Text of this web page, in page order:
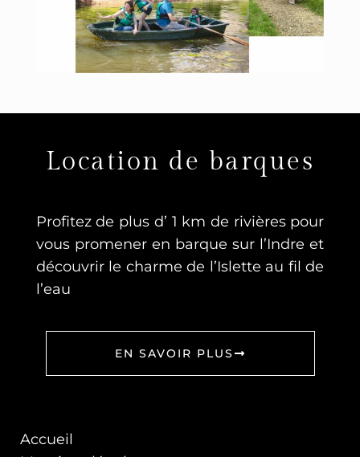
Location de barques
Profitez de plus d’ 1 km de rivières pour
vous promener en barque sur l’Indre et
découvrir le charme de l’Islette au fil de
l’eau
EN SAVOIR PLUS
Accueil